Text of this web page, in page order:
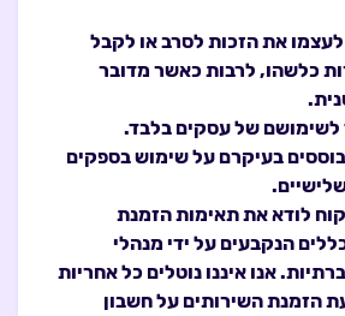
את הזכות לסרב או לקבל
כלשהו, לרבות כאשר מדובר
לשימושם של עסקים בלבד.
בעיקרם על שימוש בספקים
לודא את תאימות הזמנת
הנקבעים על ידי מנהלי
אנו איננו נוטלים כל אחריות
הזמנת השירותים על חשבון